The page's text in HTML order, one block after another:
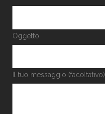
Oggetto
Il tuo messaggio (facoltativo)